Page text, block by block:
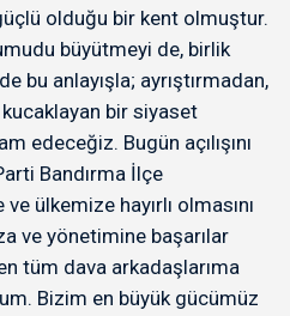
olduğu bir kent olmuştur.
büyütmeyi de, birlik
bu anlayışla; ayrıştırmadan,
bir siyaset
edeceğiz. Bugün açılışını
Bandırma İlçe
ülkemize hayırlı olmasını
ve yönetimine başarılar
tüm dava arkadaşlarıma
Bizim en büyük gücümüz